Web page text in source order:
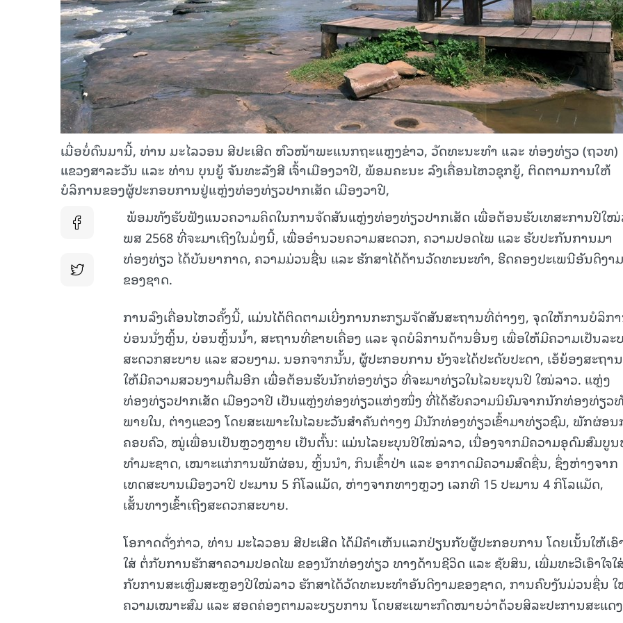
ເມື່ອບໍ່ດົນມານີ້, ທ່ານ ມະໄລວອນ ສີປະເສີດ ຫົວໜ້າພະແນກຖະແຫຼງຂ່າວ, ວັດທະນະທໍາ ແລະ ທ່ອງທ່ຽວ (ຖວທ)
ແຂວງສາລະວັນ ແລະ ທ່ານ ບຸນຍູ້ ຈັນທະລັງສີ ເຈົ້າເມືອງວາປີ, ພ້ອມຄະນະ ລົງເຄື່ອນໄຫວຊຸກຍູ້, ຕິດຕາມການໃຫ້
ບໍລິການຂອງຜູ້ປະກອບການຢູ່ແຫຼ່ງທ່ອງທ່ຽວປາກເສັດ ເມືອງວາປີ,
ພ້ອມທັງຮັບຟັງແນວຄວາມຄິດໃນການຈັດສັນແຫຼ່ງທ່ອງທ່ຽວປາກເສັດ ເພື່ອຕ້ອນຮັບເທສະການປີໃ
ພສ 2568 ທີ່ຈະມາເຖີງໃນມໍ່ໆນີ້, ເພື່ອອໍານວຍຄວາມສະດວກ, ຄວາມປອດໄພ ແລະ ຮັບປະກັນການມາ
ທ່ອງທ່ຽວ ໄດ້ບັນຍາກາດ, ຄວາມມ່ວນຊື່ນ ແລະ ຮັກສາໄດ້ດ້ານວັດທະນະທຳ, ຮີດຄອງປະເພນີອັນດິງາມ
ຂອງຊາດ.
ການລົງເຄື່ອນໄຫວຄັ້ງນີ້, ແມ່ນໄດ້ຕິດຕາມເບີ່ງການກະກຽມຈັດສັນສະຖານທີ່ຕ່າງໆ, ຈຸດໃຫ້ການບໍລິກ
ບ່ອນນັ່ງຫຼິ້ນ, ບ່ອນຫຼິ້ນນ້ຳ, ສະຖານທີ່ຂາຍເຄື່ອງ ແລະ ຈຸດບໍລິການດ້ານອື່ນໆ ເພື່ອໃຫ້ມີຄວາມເປັນລະ
ສະດວກສະບາຍ ແລະ ສວຍງາມ. ນອກຈາກນັ້ນ, ຜູ້ປະກອບການ ຍັງຈະໄດ້ປະດັບປະດາ, ເອ້ຍ້ອງສະຖາ
ໃຫ້ມີຄວາມສວຍງາມຕື່ມອີກ ເພື່ອຕ້ອນຮັບນັກທ່ອງທ່ຽວ ທີ່ຈະມາທ່ຽວໃນໄລຍະບຸນປີ ໃໝ່ລາວ. ແຫຼ່ງ
ທ່ອງທ່ຽວປາກເສັດ ເມືອງວາປີ ເປັນແຫຼ່ງທ່ອງທ່ຽວແຫ່ງໜຶ່ງ ທີ່ໄດ້ຮັບຄວາມນິຍົມຈາກນັກທ່ອງທ່ຽວ
ພາຍໃນ, ຕ່າງແຂວງ ໂດຍສະເພາະໃນໄລຍະວັນສຳຄັນຕ່າງໆ ມີນັກທ່ອງທ່ຽວເຂົ້າມາທ່ຽວຊົມ, ພັກຜ່ອ
ຄອບຄົວ, ໝູ່ເພື່ອນເປັນຫຼວງຫຼາຍ ເປັນຕົ້ນ: ແມ່ນໄລຍະບຸນປີໃໝ່ລາວ, ເນື່ອງຈາກມີຄວາມອຸດົມສົມບູ
ທຳມະຊາດ, ເໝາະແກ່ການພັກຜ່ອນ, ຫຼິ້ນນຳ, ກິນເຂົ້າປ່າ ແລະ ອາກາດມີຄວາມສົດຊື່ນ, ຊຶ່ງຫ່າງຈາກ
ເທດສະບານເມືອງວາປີ ປະມານ 5 ກິໂລແມັດ, ຫ່າງຈາກທາງຫຼວງ ເລກທີ 15 ປະມານ 4 ກິໂລແມັດ,
ເສັ້ນທາງເຂົ້າເຖີງສະດວກສະບາຍ.
ໂອກາດດັ່ງກ່າວ, ທ່ານ ມະໄລວອນ ສີປະເສີດ ໄດ້ມີຄໍາເຫັນແລກປ່ຽນກັບຜູ້ປະກອບການ ໂດຍເນັ້ນໃຫ້ເອົ
ໃສ່ ຕໍ່ກັບການຮັກສາຄວາມປອດໄພ ຂອງນັກທ່ອງທ່ຽວ ທາງດ້ານຊີວິດ ແລະ ຊັບສິນ, ເພີ່ມທະວີເອົາໃຈໃ
ກັບການສະເຫຼີມສະຫຼອງປີໃໝ່ລາວ ຮັກສາໄດ້ວັດທະນະທຳອັນດີງາມຂອງຊາດ, ການຄົບງັນມ່ວນຊື່ນ
ຄວາມເໝາະສົມ ແລະ ສອດຄ່ອງຕາມລະບຽບການ ໂດຍສະເພາະກົດໝາຍວ່າດ້ວຍສິລະປະການສະແດ
15.040(07-08-